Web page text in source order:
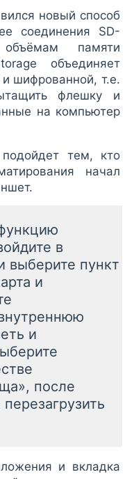
новый способ
соединения SD-
памяти
объединяет
шифрованной, т.е.
флешку и
на компьютер
тем, кто
начал
в
выберите пункт
и
и
после
и вкладка